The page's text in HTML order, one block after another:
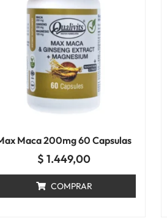
Maca 200mg 60 Capsulas
$ 1.449,00
COMPRAR